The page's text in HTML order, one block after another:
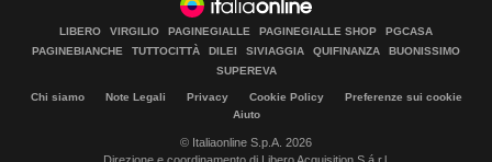
LIBERO VIRGILIO PAGINEGIALLE PAGINEGIALLE SHOP
PGCASA
PAGINEBIANCHE
TUTTOCITTÀ DILEI SIVIAGGIA QUIFINANZA
BUONISSIMO
SUPEREVA
Chi siamo Note Legali Privacy Cookie Policy
Preferenze sui cookie
Aiuto
© Italiaonline S.p.A. 2026